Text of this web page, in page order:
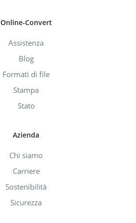
Online-Convert
Assistenza
Blog
Formati di file
Stampa
Stato
Azienda
Chi siamo
Carriere
Sostenibilità
Sicurezza